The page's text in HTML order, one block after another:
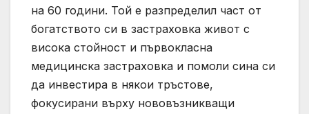
на 60 години. Той е разпределил част от
богатството си в застраховка живот с
висока стойност и първокласна
медицинска застраховка и помоли сина си
да инвестира в някои тръстове,
фокусирани върху нововъзникващи